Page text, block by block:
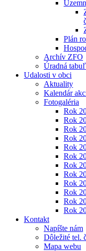
Plán
Archív ZFO
Úradná
Udalosti v obci
Aktuality
Kalendár
Fotogaléria
Rok
Rok
Rok
Rok
Rok
Rok
Rok
Rok
Rok
Rok
Rok
Rok
Kontakt
Napíšte nám
Dôležité tel.
Mapa webu